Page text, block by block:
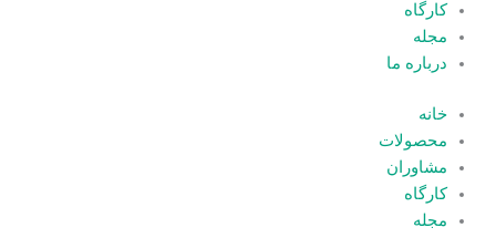
کارگاه
مجله
درباره ما
خانه
محصولات
مشاوران
کارگاه
مجله